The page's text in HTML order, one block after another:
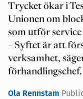
Trycket ökar i
Unionen om
som utför service
– Syftet är att
verksamhet,
förhandlingschef.
Ola Rennstam